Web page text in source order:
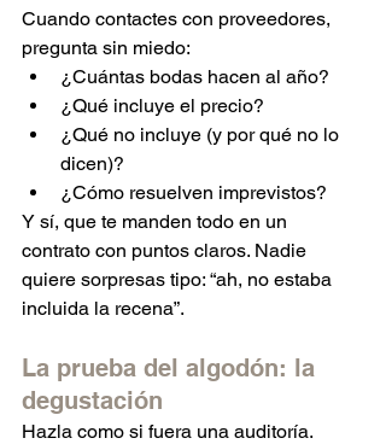
Cuando contactes con proveedores,
pregunta sin miedo:
¿Cuántas bodas hacen al año?
¿Qué incluye el precio?
¿Qué no incluye (y por qué no lo
dicen)?
¿Cómo resuelven imprevistos?
Y sí, que te manden todo en un
contrato con puntos claros. Nadie
quiere sorpresas tipo: “ah, no estaba
incluida la recena”.
La prueba del algodón: la
degustación
Hazla como si fuera una auditoría.